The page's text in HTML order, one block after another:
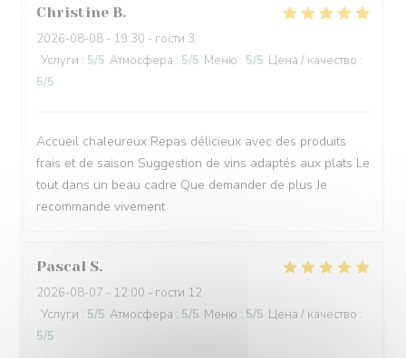
Christine B
2026-08-08 - 19:30 - гости 3
Услуги : 5/5 Атмосфера : 5/5 Меню : 5/5 Цена / качество :
5/5
Accueil chaleureux Repas délicieux avec des produits
frais et de saison Suggestion de vins adaptés aux plats Le
tout dans un beau cadre Que demander de plus Je
recommande vivement
Pascal S
2026-08-07 - 12:00 - гости 12
Услуги : 5/5 Атмосфера : 5/5 Меню : 5/5 Цена / качество :
5/5